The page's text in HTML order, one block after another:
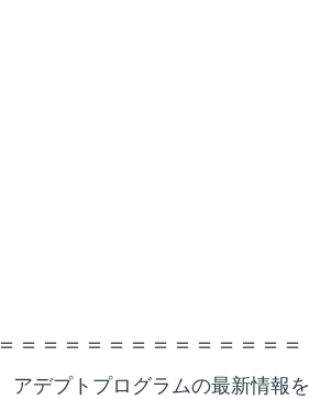
＝＝＝＝＝＝＝＝＝＝＝＝＝
デプトプログラムの最新情報を